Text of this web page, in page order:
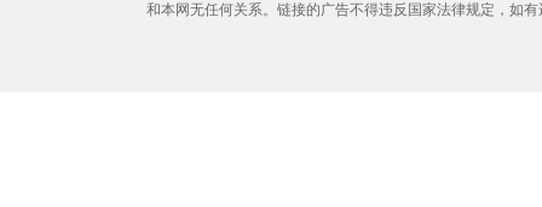
和本网无任何关系。链接的广告不得违反国家法律规定，如